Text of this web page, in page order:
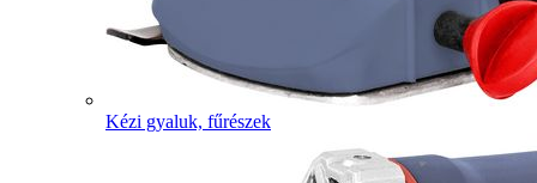
Kézi gyaluk, fűrészek